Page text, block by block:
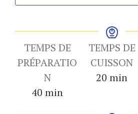
TEMPS DE
PRÉPARATIO
N
40 minutes
min
TEMPS DE
CUISSON
20 minutes
min